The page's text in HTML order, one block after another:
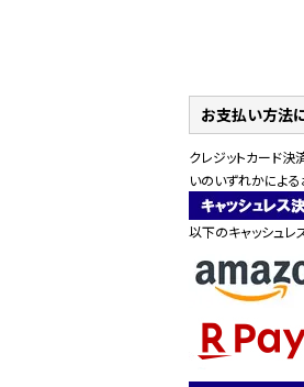
お支払い方法
クレジットカード決
いのいずれかによる
以下のキャッシュレ